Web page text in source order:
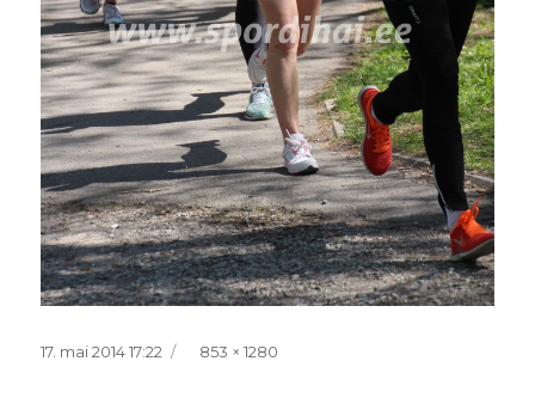
Postitatud
17. mai 2014 17:22 Täissuurus
853 × 1280